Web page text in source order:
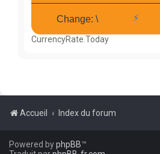
CurrencyRate.Today
Accueil Index du forum
Powered byphpBB™